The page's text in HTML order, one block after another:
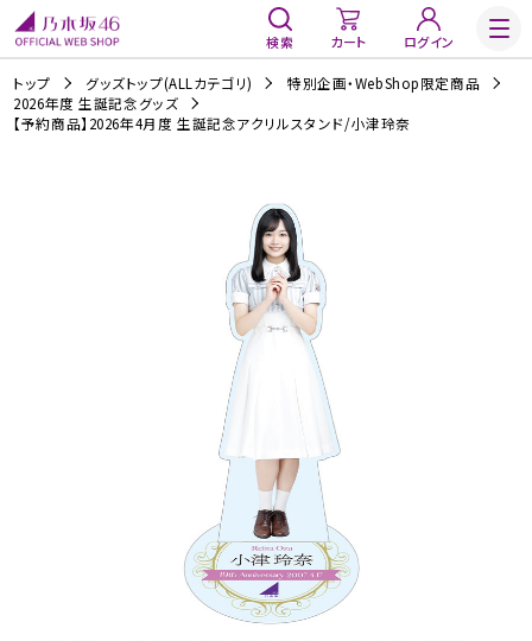
検索 カート ログイン
トップ グッズトップ(ALLカテゴリ)
特別企画・WebShop限定商品
2026年度 生誕記念グッズ
【予約商品】2026年4月度 生誕記念アクリルスタンド/小津玲奈